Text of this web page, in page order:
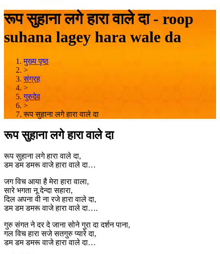
रूप सुहाना लगे हारा वाले दा - roop
suhana lagey hara wale da
मुख्य पृष्ठ
>
संग्रह
>
गुरुदेव
>
रूप सुहाना लगे हारा वाले दा
रूप सुहाना लगे हारा वाले दा
रूप सुहाना लगे हारा वाले दा,
डम डम डमरू वाजे हारा वाले दा…
जग विच आया है मेरा हारा वाला,
सारे भगता नू देन्दा सहारा,
दिल अपना वी ना रजे हारा वाले दा,
डम डम डमरू वाजे हारा वाले दा….
गुरु संगत ने दर दे जाना सोने गुरा दा दर्शन पाना,
गल विच हारा सजे सतगुरु प्यारे दा,
डम डम डमरू वाजे हारा वाले दा…